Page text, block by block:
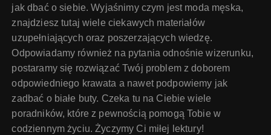
jak dbać o siebie. Wyjaśnimy czym jest moda męska,
znajdziesz tutaj wiele ciekawych materiałów
uzupełniających oraz poszerzających wiedzę.
Odpowiadamy również na pytania odnośnie wizerunku,
postaramy się rozwiązać Twój problem z doborem
odpowiedniego krawata a nawet podpowiemy jak
zadbać o białe buty. Czeka tu na Ciebie wiele
poradników, które z pewnością pomogą Tobie w
codziennym życiu. Życzymy Ci miłej lektury!